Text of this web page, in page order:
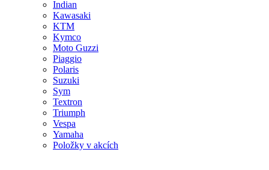
Indian
Kawasaki
KTM
Kymco
Moto Guzzi
Piaggio
Polaris
Suzuki
Sym
Textron
Triumph
Vespa
Yamaha
Položky v akcích